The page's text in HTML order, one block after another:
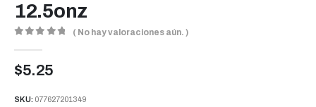
12.5onz
( No hay valoraciones aún. )
$5.25
SKU: 077627201349